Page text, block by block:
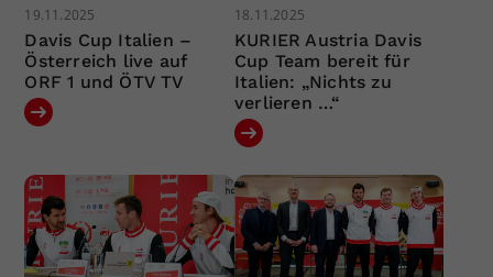
19.11.2025
Davis Cup Italien –
Österreich live auf
ORF 1 und ÖTV TV
18.11.2025
KURIER Austria Davis
Cup Team bereit für
Italien: „Nichts zu
verlieren …“